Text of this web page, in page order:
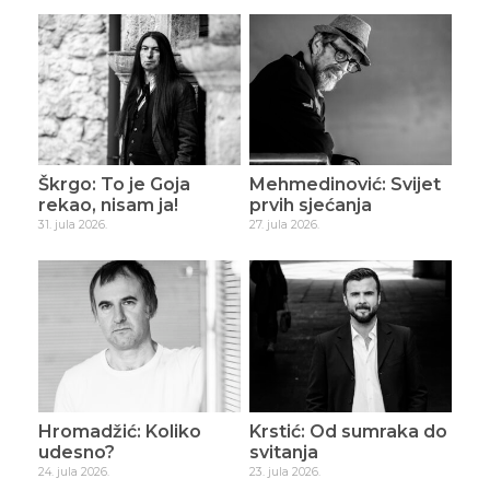
Škrgo: To je Goja
rekao, nisam ja!
31. jula 2026.
Mehmedinović: Svijet
prvih sjećanja
27. jula 2026.
Hromadžić: Koliko
udesno?
24. jula 2026.
Krstić: Od sumraka do
svitanja
23. jula 2026.